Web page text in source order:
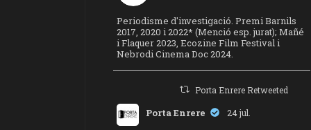
Periodisme d'investigació. Premi Barnils
2017, 2020 i 2022* (Menció esp. jurat); Mañé
i Flaquer 2023, Ecozine Film Festival i
Nebrodi Cinema Doc 2024.
Porta Enrere Retweeted
Porta Enrere 24 jul.